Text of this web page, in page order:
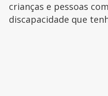
crianças e pessoas
discapacidade que